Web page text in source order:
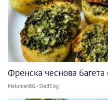
Френска чеснова багета
MelomanBG - Sled5.bg